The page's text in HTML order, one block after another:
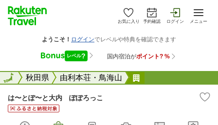
お気に入り 予約確認 ログイン メニュー
全国秋田県 由利本荘・鳥海山
全国
は〜とぽ〜と大内 ぽぽろっこ